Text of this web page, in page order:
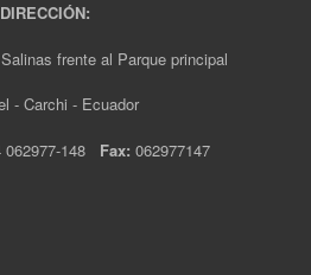
DIRECCIÓN:
frente al Parque principal
- Carchi - Ecuador
062977-148 Fax: 062977147